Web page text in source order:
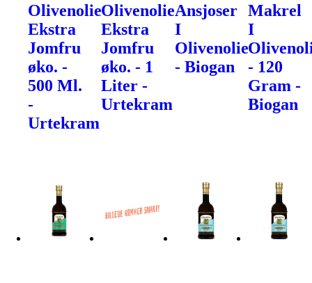
Olivenolie
Ekstra
Jomfru
øko. -
500 Ml.
-
Urtekram
Olivenolie
Ekstra
Jomfru
øko. - 1
Liter -
Urtekram
Ansjoser
I
Olivenolie
- Biogan
Makrel
I
- 120
Gram -
Biogan